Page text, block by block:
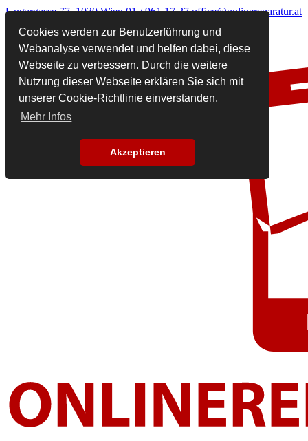
Cookies werden zur Benutzerführung und
Webanalyse verwendet und helfen dabei, diese
Webseite zu verbessern. Durch die weitere
Nutzung dieser Webseite erklären Sie sich mit
unserer Cookie-Richtlinie einverstanden.
Mehr Infos
Akzeptieren
Ungargasse 77, 1030 Wien 01 / 961 17 27 office@onlinereparatur.at